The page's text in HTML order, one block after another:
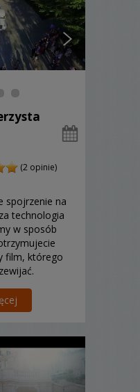
(2 opinie)
spojrzenie na
technologia
w sposób
film, którego